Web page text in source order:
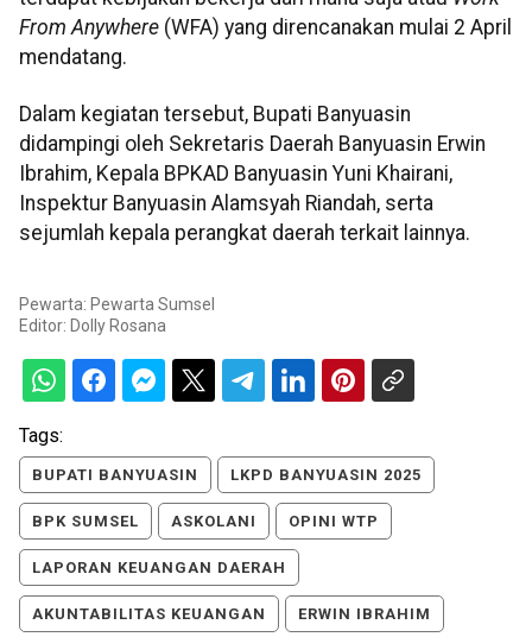
From Anywhere (WFA) yang direncanakan mulai 2 April
mendatang.
Dalam kegiatan tersebut, Bupati Banyuasin
didampingi oleh Sekretaris Daerah Banyuasin Erwin
Ibrahim, Kepala BPKAD Banyuasin Yuni Khairani,
Inspektur Banyuasin Alamsyah Riandah, serta
sejumlah kepala perangkat daerah terkait lainnya.
Pewarta: Pewarta Sumsel
Editor: Dolly Rosana
Tags:
BUPATI BANYUASIN LKPD BANYUASIN 2025
BPK SUMSEL ASKOLANI OPINI WTP
LAPORAN KEUANGAN DAERAH
AKUNTABILITAS KEUANGAN ERWIN IBRAHIM